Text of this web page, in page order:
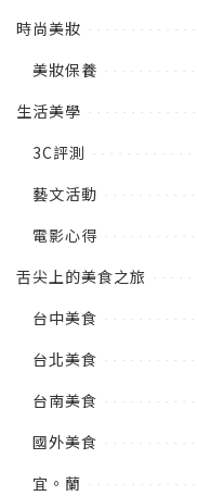
時尚美妝
美妝保養
生活美學
3C評測
藝文活動
電影心得
舌尖上的美食之旅
台中美食
台北美食
台南美食
國外美食
宜。蘭